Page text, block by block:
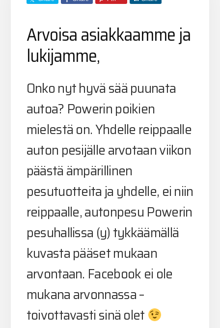
Arvoisa asiakkaamme ja
lukijamme,
Onko nyt hyvä sää puunata
autoa? Powerin poikien
mielestä on. Yhdelle reippaalle
auton pesijälle arvotaan viikon
päästä ämpärillinen
pesutuotteita ja yhdelle, ei niin
reippaalle, autonpesu Powerin
pesuhallissa (y)tykkäämällä
kuvasta pääset mukaan
arvontaan. Facebook ei ole
mukana arvonnassa –
toivottavasti sinä olet